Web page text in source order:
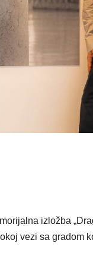
izložba
vezi sa gradom